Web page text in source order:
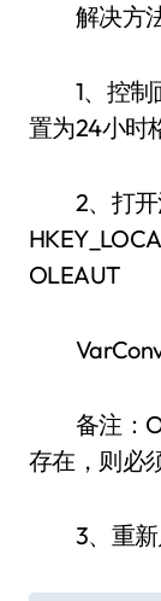
解决方
1、控制
置为24小时
2、打开
OLEAUT
备注：
存在，则必
3、重新